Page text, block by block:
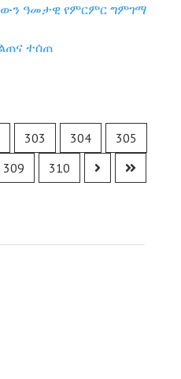
ዓመታዊ የምርምር ግምገማ
ተሰጠ
303 304
305
309 310